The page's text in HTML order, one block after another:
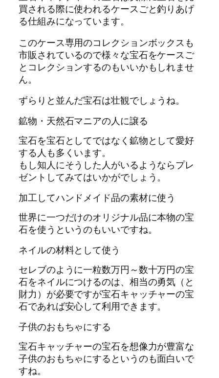
買される際に使われるケースごと釣りあげ
る仕組みになっています。
このケース専用のコレクションボックスも
市販されているので様々な宝石をケースご
とコレクションするのもいいかもしれませ
ん。
ずらりと並んだ宝石は壮観でしょうね。
鉱物・天然石マニアの人に譲る
宝石を宝石としてではなく鉱物として愛好
する人も多くいます。
もし知人にそうした人がいるようならプレ
ゼントしてみてはいかがでしょう。
加工してハンドメイド品の素材に使う
世界に一つだけのオリジナル品に本物の宝
石を使うというのもいいですね。
ネイルの材料として使う
セレブのように一粒数万円～数十万円の宝
石をネイルにつけるのは、相当の勇気（と
財力）が必要ですが宝石キャッチャーの宝
石であれば安心して利用できます。
子供のおもちゃにする
宝石キャッチャーの宝石を想像力が豊富な
子供のおもちゃにするというのも面白いで
すね。